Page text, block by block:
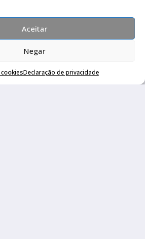
Aceitar
Negar
Declaração de privacidade
Quatro Rodas 2000 a 2004: Vectra, Golf,
Stilo, Ecosport e muito mais
22/07/2026
Quatro Rodas 1995 a 1999: Ka, Marea,